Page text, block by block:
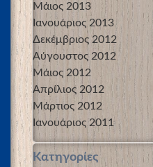
Μάιος 2013
Ιανουάριος 2013
Δεκέμβριος 2012
Αύγουστος 2012
Μάιος 2012
Απρίλιος 2012
Μάρτιος 2012
Ιανουάριος 2011
Kατηγορίες